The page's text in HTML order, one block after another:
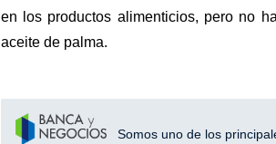
en los productos alimenticios, pero no
aceite de palma.
Somos uno de los